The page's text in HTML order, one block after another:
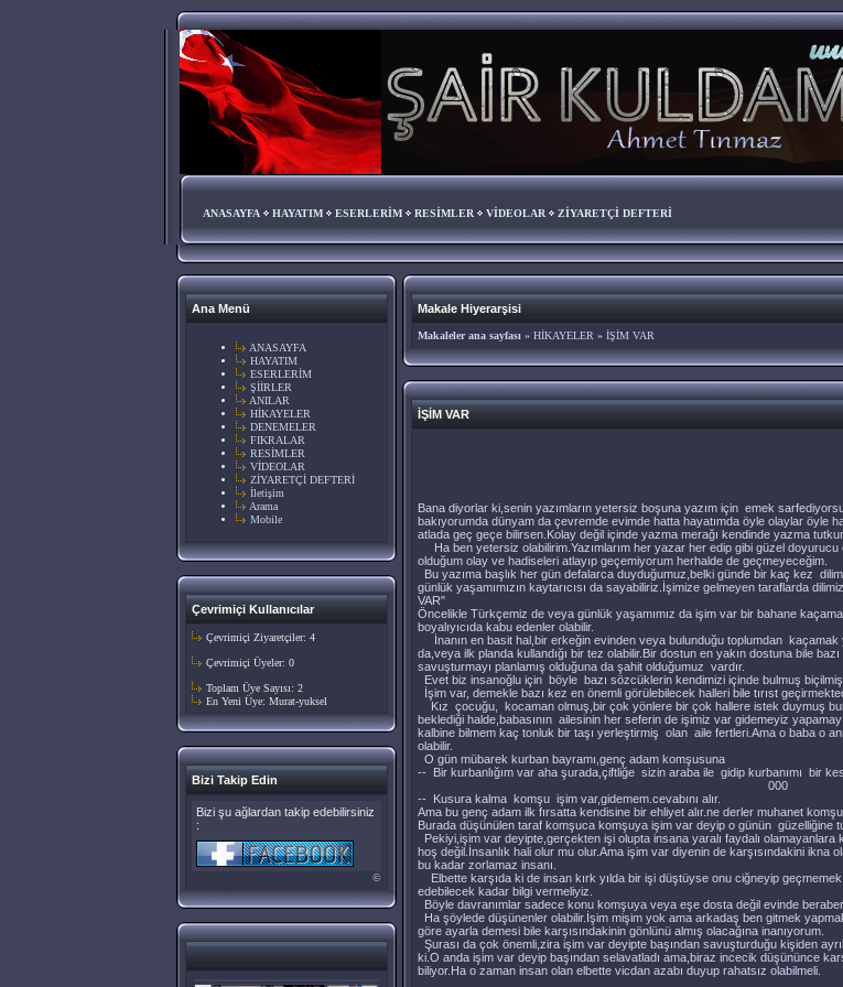
ANASAYFA HAYATIM ESERLERİM RESİMLER VİDEOLAR ZİYARETÇİ DEFTERİ
Ana Menü
ANASAYFA
HAYATIM
ESERLERİM
ŞİİRLER
ANILAR
HİKAYELER
DENEMELER
FIKRALAR
RESİMLER
VİDEOLAR
ZİYARETÇİ DEFTERİ
İletişim
Arama
Mobile
Çevrimiçi Kullanıcılar
Çevrimiçi Ziyaretçiler: 4
Çevrimiçi Üyeler: 0
Toplam Üye Sayısı: 2
En Yeni Üye: Murat-yuksel
Bizi Takip Edin
Bizi şu ağlardan takip edebilirsiniz
:
©
Makale Hiyerarşisi
Makaleler ana sayfası » HİKAYELER » İŞİM VAR
İŞİM VAR
Bana diyorlar ki,senin yazımların yetersiz boşuna yazım için emek
bakıyorumda dünyam da çevremde evimde hatta hayatımda öyle olaylar öyle
atlada geç geçe bilirsen.Kolay değil içinde yazma merağı kendinde yazma
Ha ben yetersiz olabilirim.Yazımlarım her yazar her edip gibi güzel doyurucu
olduğum olay ve hadiseleri atlayıp geçemiyorum herhalde de geçmeyeceğim.
Bu yazıma başlık her gün defalarca duyduğumuz,belki günde bir kaç kez
günlük yaşamımızın kaytarıcısı da sayabiliriz.İşimize gelmeyen taraflarda
VAR"
Öncelikle Türkçemiz de veya günlük yaşamımız da işim var bir bahane
boyalıyıcıda kabu edenler olabilir.
İnanın en basit hal,bir erkeğin evinden veya bulunduğu toplumdan kaçamak
da,veya ilk planda kullandığı bir tez olabilir.Bir dostun en yakın dostuna bile
savuşturmayı planlamış olduğuna da şahit olduğumuz vardır.
Evet biz insanoğlu için böyle bazı sözcüklerin kendimizi içinde bulmuş
İşim var, demekle bazı kez en önemli görülebilecek halleri bile tırıst
Kız çocuğu, kocaman olmuş,bir çok yönlere bir çok hallere istek duymuş
beklediği halde,babasının ailesinin her seferin de işimiz var gidemeyiz
kalbine bilmem kaç tonluk bir taşı yerleştirmiş olan aile fertleri.Ama o baba o
olabilir.
O gün mübarek kurban bayramı,genç adam komşusuna
-- Bir kurbanlığım var aha şurada,çiftliğe sizin araba ile gidip kurbanımı bir
000
-- Kusura kalma komşu işim var,gidemem.cevabını alır.
Ama bu genç adam ilk fırsatta kendisine bir ehliyet alır.ne derler muhanet
Burada düşünülen taraf komşuca komşuya işim var deyip o günün güzelliğine
Pekiyi,işim var deyipte,gerçekten işi olupta insana yaralı faydalı olamayanlara
hoş değil.İnsanlık hali olur mu olur.Ama işim var diyenin de karşısındakini ikna
bu kadar zorlamaz insanı.
Elbette karşıda ki de insan kırk yılda bir işi düştüyse onu ciğneyip
edebilecek kadar bilgi vermeliyiz.
Böyle davranımlar sadece konu komşuya veya eşe dosta değil evinde
Ha şöylede düşünenler olabilir.İşim mişim yok ama arkadaş ben gitmek
göre ayarla demesi bile karşısındakinin gönlünü almış olacağına inanıyorum.
Şurası da çok önemli,zira işim var deyipte başından savuşturduğu kişiden
ki.O anda işim var deyip başından selavatladı ama,biraz incecik düşününce
biliyor.Ha o zaman insan olan elbette vicdan azabı duyup rahatsız olabilmeli.